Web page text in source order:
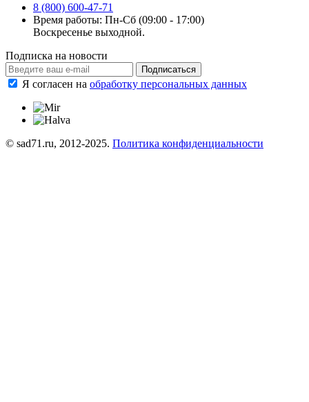
8 (800) 600-47-71
Время работы: Пн-Сб (09:00 - 17:00)
Воскресенье выходной.
Подписка на новости
Подписаться
Я согласен на обработку персональных данных
© sad71.ru, 2012-2025. Политика конфиденциальности